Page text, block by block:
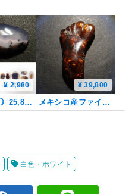
¥ 2,980
《限定12石》25,800円相当のカンナカットや大粒な猫カットも含むデンドリティックアゲートガチャ💎1石ルース（平均7ct）《複数購入割引有》
¥ 39,800
メキシコ産ファイアーアゲート 33.195ctルース
白色・ホワイト